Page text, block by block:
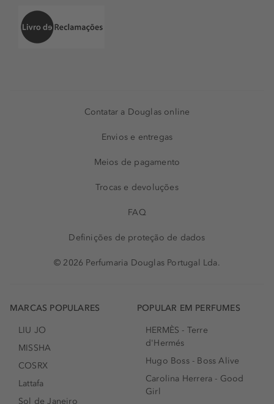
Contatar a Douglas online
Envios e entregas
Meios de pagamento
Trocas e devoluções
FAQ
Definições de proteção de dados
© 2026 Perfumaria Douglas Portugal Lda.
MARCAS POPULARES
LIU JO
MISSHA
COSRX
Lattafa
Sol de Janeiro
POPULAR EM PERFUMES
HERMÈS - Terre
d'Hermés
Hugo Boss - Boss Alive
Carolina Herrera - Good
Girl